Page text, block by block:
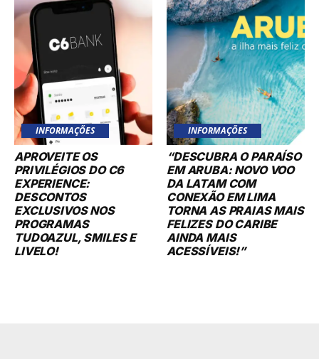
INFORMAÇÕES
APROVEITE OS
PRIVILÉGIOS DO C6
EXPERIENCE:
DESCONTOS
EXCLUSIVOS NOS
PROGRAMAS
TUDOAZUL, SMILES E
LIVELO!
INFORMAÇÕES
“DESCUBRA O PARAÍSO
EM ARUBA: NOVO VOO
DA LATAM COM
CONEXÃO EM LIMA
TORNA AS PRAIAS MAIS
FELIZES DO CARIBE
AINDA MAIS
ACESSÍVEIS!”